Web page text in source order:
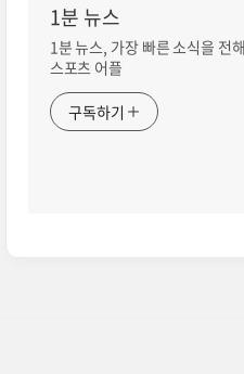
1분 뉴스
1분 뉴스, 가장 빠른 소식을 전
스포츠 어플
구독하기